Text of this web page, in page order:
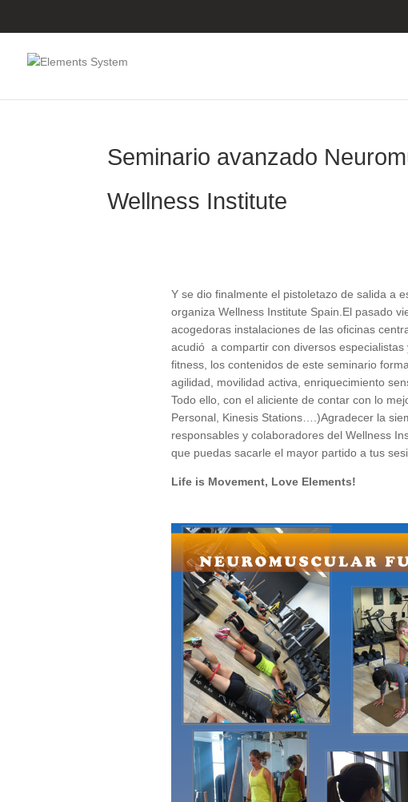
Seminario avanzado
Wellness Institute
Y se dio finalmente el pistoletazo de salida a
organiza Wellness Institute Spain.El pasado
acogedoras instalaciones de las oficinas
acudió a compartir con diversos
fitness, los contenidos de este seminario
agilidad, movilidad activa, enriquecimiento
Todo ello, con el aliciente de contar con lo
Personal, Kinesis Stations….)Agradecer la
responsables y colaboradores del Wellness
que puedas sacarle el mayor partido a tus
Life is Movement, Love Elements!